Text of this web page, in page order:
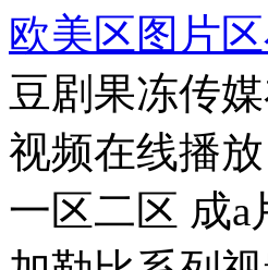
欧美区图片